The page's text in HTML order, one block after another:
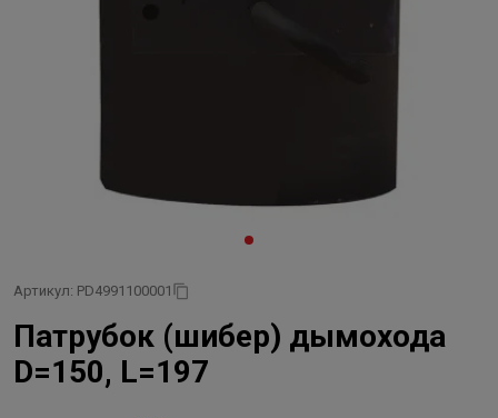
Артикул: PD4991100001
Патрубок (шибер) дымохода
D=150, L=197